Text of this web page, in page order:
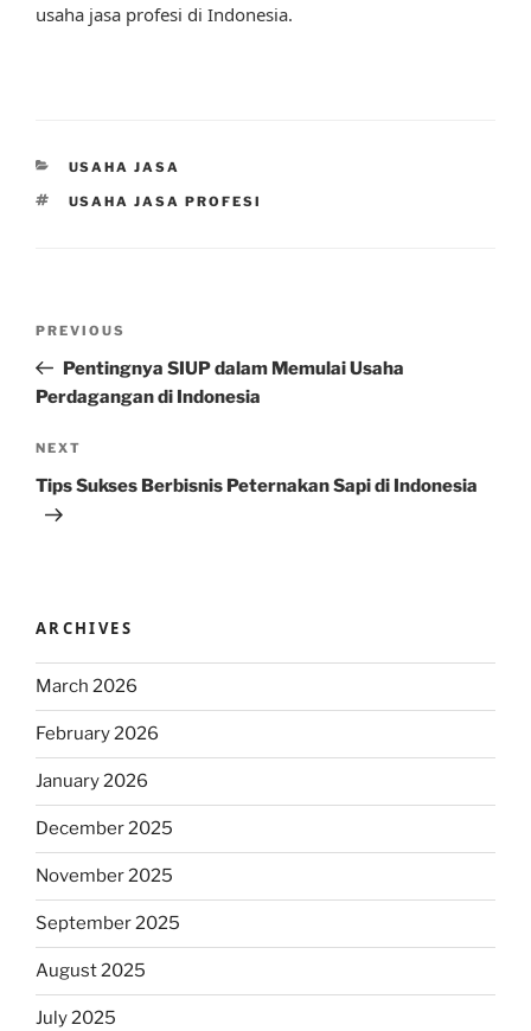
usaha jasa profesi di Indonesia.
CATEGORIES
USAHA JASA
TAGS
USAHA JASA PROFESI
Previous
Post
PREVIOUS
Pentingnya SIUP dalam Memulai Usaha
Perdagangan di Indonesia
Next
Post
NEXT
Tips Sukses Berbisnis Peternakan Sapi di Indonesia
ARCHIVES
March 2026
February 2026
January 2026
December 2025
November 2025
September 2025
August 2025
July 2025